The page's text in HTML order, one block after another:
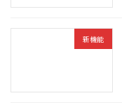
新機能